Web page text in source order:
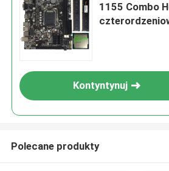
1155 Combo
Kontyntynuj
Polecane produkty